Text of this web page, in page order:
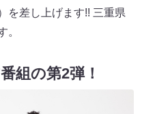
を差し上げます!! 三重県
。
組の第2弾！